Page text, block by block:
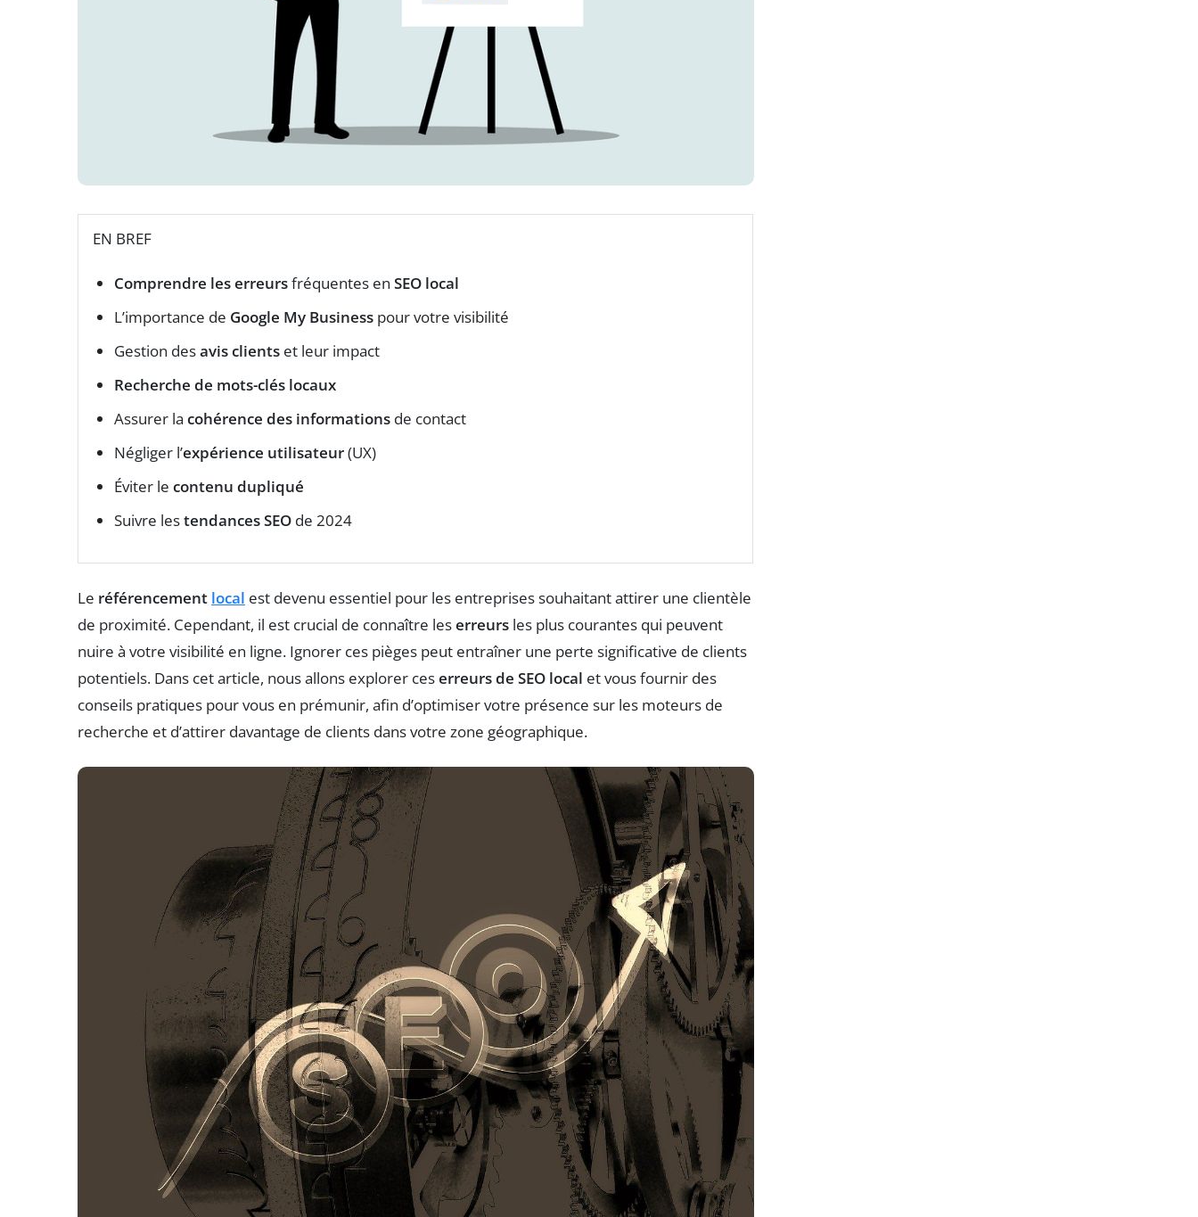
EN BREF
Comprendre les erreursfréquentes en SEO local
L’importance de Google My Business pour votre visibilité
Gestion desavis clients et leur impact
Recherche de mots-clés locaux
Assurer la cohérence des informations de contact
Négliger l’expérience utilisateur(UX)
Éviter le contenu dupliqué
Suivre lestendances SEO de 2024
Le référencement local est devenu essentiel pour les entreprises souhaitant attirer une clientèle
de proximité. Cependant, il est crucial de connaître leserreurs les plus courantes qui peuvent
nuire à votre visibilité en ligne. Ignorer ces pièges peut entraîner une perte significative de clients
potentiels. Dans cet article, nous allons explorer ceserreurs de SEO local et vous fournir des
conseils pratiques pour vous en prémunir, afin d’optimiser votre présence sur les moteurs de
recherche et d’attirer davantage de clients dans votre zone géographique.